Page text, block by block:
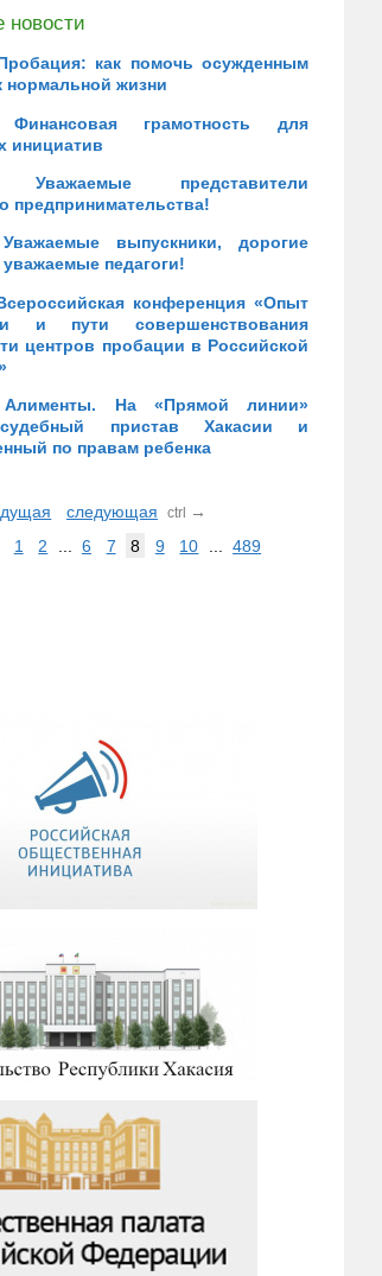
новости
как помочь осужденным
нормальной жизни
Финансовая грамотность для
инициатив
Уважаемые представители
предпринимательства!
Уважаемые выпускники, дорогие
педагоги!
конференция «Опыт
и пути совершенствования
центров пробации в Российской
Алименты. На «Прямой линии»
пристав Хакасии и
по правам ребенка
следующая ctrl →
1 2 6 7 8 9 10
489